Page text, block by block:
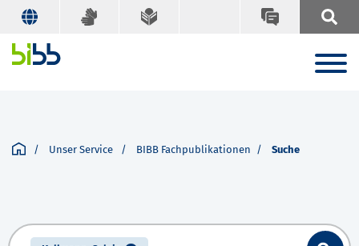
Unser Service BIBB Fachpublikationen Suche